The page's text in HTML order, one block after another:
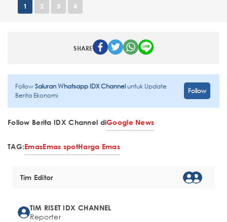
1 2 3 4
SHARE
FollowSaluran Whatsapp IDX Channeluntuk Update
Berita Ekonomi
Follow
Follow Berita IDX Channel diGoogle News
TAG:EmasEmas spotHarga Emas
Tim Editor
TIM RISET IDX CHANNEL
Reporter